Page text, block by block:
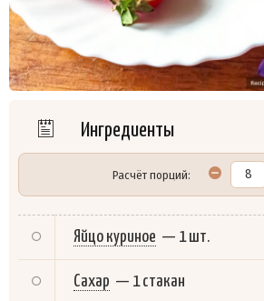
Ингредиенты
Расчёт порций:
Яйцо куриное — 1 шт.
Сахар — 1 стакан